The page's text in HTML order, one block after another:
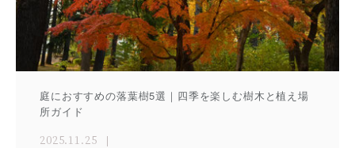
庭におすすめの落葉樹5選｜四季を楽しむ樹木と植え場
所ガイド
2025.11.25